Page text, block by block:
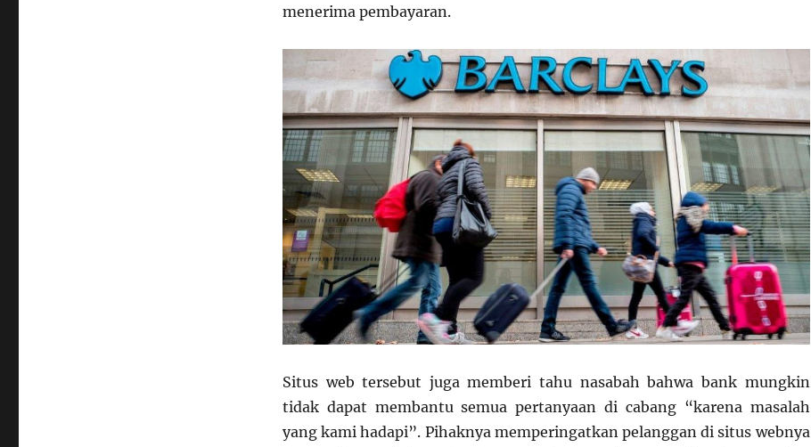
menerima pembayaran.
Situs web tersebut juga memberi tahu nasabah bahwa bank mungkin
tidak dapat membantu semua pertanyaan di cabang “karena masalah
yang kami hadapi”. Pihaknya memperingatkan pelanggan di situs webnya